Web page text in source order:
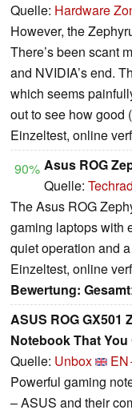
Quelle: Hardware
However, the
There’s been scant
and NVIDIA’s end.
which seems
out to see how good
Einzeltest, online
90% Asus ROG
Quelle:
The Asus ROG
gaming laptops with
quiet operation and
Einzeltest, online
Bewertung: Gesamt
ASUS ROG GX501
Notebook That
Quelle: Unbox
Powerful gaming
– ASUS and their